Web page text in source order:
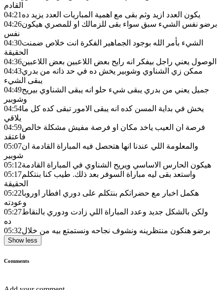
القادم
04:21يكون العدد ازيد وثم بقى مع اهمية المباريات العدد يزيد ده
04:26برضو نفس الشيء سبق سواء بقى للزمالك او للمصري هيكون
نفس
04:30الشيء بأمر الله بوجود الجماهير الفكرة انت خلاص ضمنت
الحقيقة
04:36الوصول يعني راجل بيفكر انه رايح بعض اللاعبين بعض اللاعبين
04:43ممكن زي الشناوي وشوبير يخش ده في حد ذاته من بدري
يبقى الشيء
04:49جميل يعني من بدري يبقى شيء حلو انه يبقى الشناوي بيريح
وشوبير
04:54يخش في بداية المسن كده انه يبقى الامور تبقى كده كل ما
يلاقي
04:59فرصة ان العيب ياخد مكان او فرصة مفيش مشكلة خالص
فاعتقد
05:07والمعلومة اللي عندنا انها هتحصل فيه المباراة القادمة ان
شوبير
05:12هيكون الحارس الاساسي ويريح الشناوي في المباراة القادمة
05:17واستعد بقى ليه مباراة السوفر بعد ذلك. طيب كنا بنتكلم
الحقيقة
05:22هكمل اخبار مع حضراتكم بنتكلم على دوري افطار اوروبا
وعودته
05:27ولكن بالشكل جديد وعدد المباراة اللي زادت ودوري بالنقاط
ده
05:32برضو هنكون منتظرينه ونشوف نجاحه ونستمتع بيه من خلال
Show less
Comments